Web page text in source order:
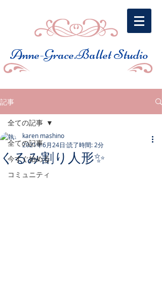
​Anne-Grace.Ballet Studio
記事
全ての記事
今すぐ始める
コミュニティ
全ての記事
くるみ割り人形✨
karen mashino
2021年6月24日 読了時間: 2分